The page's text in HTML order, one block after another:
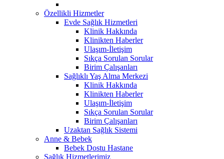
Özellikli Hizmetler
Evde Sağlık Hizmetleri
Klinik Hakkında
Klinikten Haberler
Ulaşım-İletişim
Sıkça Sorulan Sorular
Birim Çalışanları
Sağlıklı Yaş Alma Merkezi
Klinik Hakkında
Klinikten Haberler
Ulaşım-İletişim
Sıkça Sorulan Sorular
Birim Çalışanları
Uzaktan Sağlık Sistemi
Anne & Bebek
Bebek Dostu Hastane
Sağlık Hizmetlerimiz